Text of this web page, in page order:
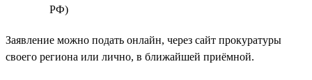
РФ)
Заявление можно подать онлайн, через сайт прокуратуры
своего региона или лично, в ближайшей приёмной.